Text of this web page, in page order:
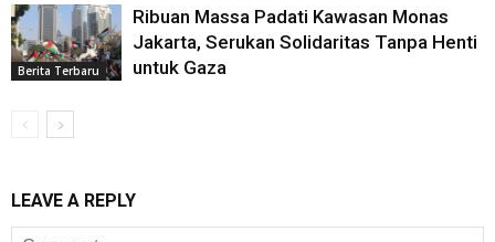
Berita Terbaru
Ribuan Massa Padati Kawasan Monas
Jakarta, Serukan Solidaritas Tanpa Henti
untuk Gaza
LEAVE A REPLY